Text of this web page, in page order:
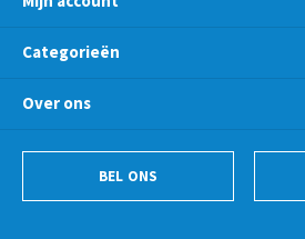
Categorieën
Over ons
BEL ONS